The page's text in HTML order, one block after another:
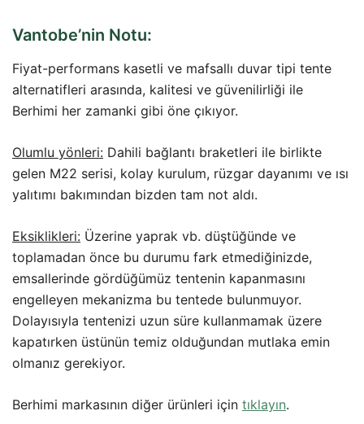
Vantobe’nin Notu:
Fiyat-performans kasetli ve mafsallı duvar tipi tente
alternatifleri arasında, kalitesi ve güvenilirliği ile
Berhimi her zamanki gibi öne çıkıyor.
Olumlu yönleri: Dahili bağlantı braketleri ile birlikte
gelen M22 serisi, kolay kurulum, rüzgar dayanımı ve ısı
yalıtımı bakımından bizden tam not aldı.
Eksiklikleri: Üzerine yaprak vb. düştüğünde ve
toplamadan önce bu durumu fark etmediğinizde,
emsallerinde gördüğümüz tentenin kapanmasını
engelleyen mekanizma bu tentede bulunmuyor.
Dolayısıyla tentenizi uzun süre kullanmamak üzere
kapatırken üstünün temiz olduğundan mutlaka emin
olmanız gerekiyor.
Berhimi markasının diğer ürünleri için tıklayın.